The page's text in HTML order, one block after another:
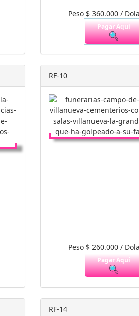
Peso $ 360.000 /
Pagar Aquí
RF-10
Peso $ 260.000 /
Pagar Aquí
RF-14